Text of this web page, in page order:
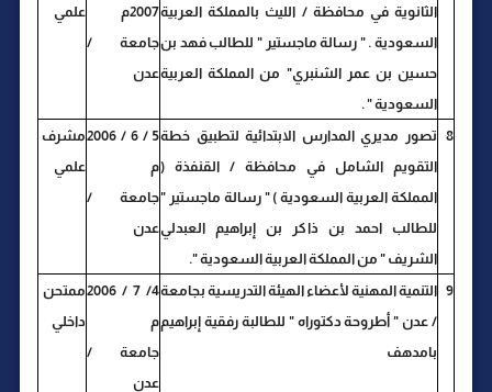
الثانوية في محافظة / الليث بالمملكة العربية
السعودية . " رسالة ماجستير " للطالب فهد بن
حسين بن عمر الشنبري" من المملكة العربية
السعودية " .
2007م
جامعة /
عدن
علمي
8 تصور مديري المدارس الابتدائية لتطبيق خطة
التقويم الشامل في محافظة / القنفذة (
المملكة العربية السعودية ) " رسالة ماجستير "
للطالب احمد بن ذاكر بن إبراهيم العبدلي
الشريف " من المملكة العربية السعودية ".
5 / 6 / 2006
م
جامعة /
عدن
مشرف
علمي
9 التنمية المهنية لأعضاء الهيئة التدريسية بجامعة
/ عدن " أطروحة دكتوراه " للطالبة رفقية إبراهيم
بامدهف
4/ 7 / 2006
م
جامعة /
عدن
ممتحن
داخلي